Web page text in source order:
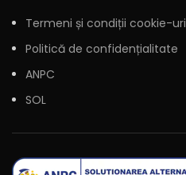
Termeni și condiții cookie-uri
Politică de confidențialitate
ANPC
SOL